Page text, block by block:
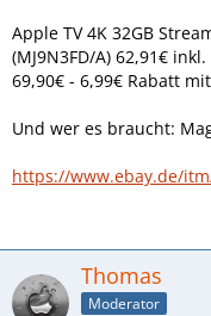
Apple TV 4K 32GB
(MJ9N3FD/A) 62,91€ inkl.
69,90€ - 6,99€ Rabatt
Und wer es braucht:
https://www.ebay.de/
Thomas
Moderator